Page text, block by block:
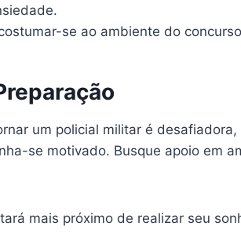
se ao ambiente do
um policial militar é
se motivado. Busque apoio em
mais próximo de realizar seu